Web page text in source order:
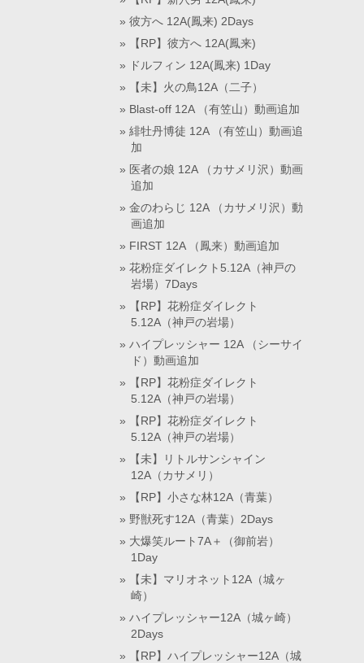
彼方へ 12A(鳳来) 2Days
【RP】彼方へ 12A(鳳来)
ドルフィン 12A(鳳来) 1Day
【未】火の鳥12A（二子）
Blast-off 12A （有笠山）動画追加
緋牡丹博徒 12A （有笠山）動画追
加
医者の娘 12A （カサメリ沢）動画
追加
金のわらじ 12A （カサメリ沢）動
画追加
FIRST 12A （鳳来）動画追加
花粉症ダイレクト5.12A（神戸の
岩場）7Days
【RP】花粉症ダイレクト
5.12A（神戸の岩場）
ハイプレッシャー 12A （シーサイ
ド）動画追加
【RP】花粉症ダイレクト
5.12A（神戸の岩場）
【RP】花粉症ダイレクト
5.12A（神戸の岩場）
【未】リトルサンシャイン
12A（カサメリ）
【RP】小さな林12A（青葉）
野獣死す12A（青葉）2Days
大爆笑ルート7A＋（御前岩）
1Day
【未】マリオネット12A（城ヶ
崎）
ハイプレッシャー12A（城ヶ崎）
2Days
【RP】ハイプレッシャー12A（城